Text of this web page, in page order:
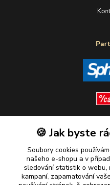
Plaťte u
🍪 Jak byste
Soubory cookies
našeho e-shopu a v
sledování statistik o webu,
kampaní, zapamatování